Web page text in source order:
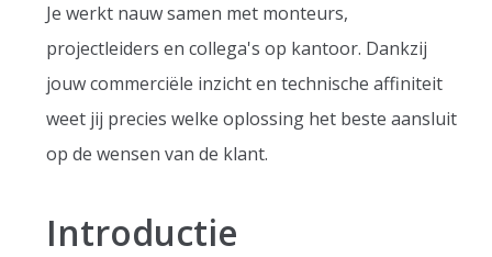
Je werkt nauw samen met monteurs,
projectleiders en collega's op kantoor. Dankzij
jouw commerciële inzicht en technische affiniteit
weet jij precies welke oplossing het beste aansluit
op de wensen van de klant.
Introductie